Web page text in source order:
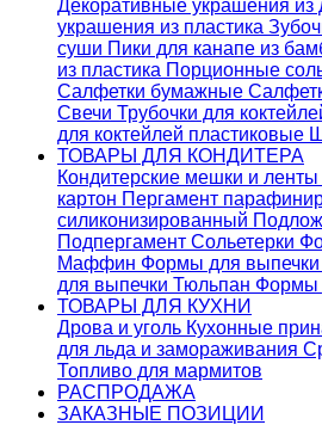
Декоративные украшения из
украшения из пластика
суши Пики для канапе из
из пластика Порционные
Салфетки бумажные
Свечи Трубочки для
для коктейлей пластиковые
ТОВАРЫ ДЛЯ КОНДИТЕРА
Кондитерские мешки и ленты
картон Пергамент
силиконизированный
Подпергамент Сольетерки
Маффин Формы для выпечки
для выпечки Тюльпан Формы
ТОВАРЫ ДЛЯ КУХНИ
Дрова и уголь Кухонные
для льда и замораживания
Топливо для мармитов
РАСПРОДАЖА
ЗАКАЗНЫЕ ПОЗИЦИИ